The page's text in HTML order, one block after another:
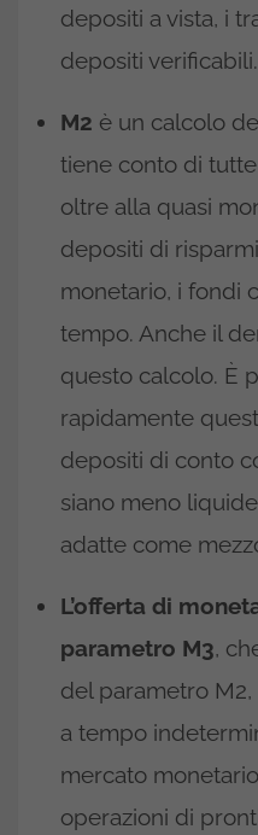
depositi a vista, i
depositi verificabili.
M2 è un calcolo
tiene conto di
oltre alla quasi
depositi di
monetario, i fondi
tempo. Anche il
questo calcolo. È
rapidamente
depositi di conto
siano meno
adatte come
L’offerta di
parametro M3,
del parametro
a tempo
mercato
operazioni di